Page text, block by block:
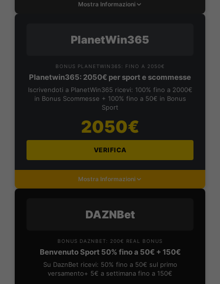
Mostra Informazioni
PlanetWin365
BONUS PLANETWIN365: FINO A 2050€
Planetwin365: 2050€ per sport e scommesse
Iscrivendoti a PlanetWin365 ricevi: 100% fino a 2000€
in Bonus Scommesse + 100% fino a 50€ in Bonus
Sport
2050€
VERIFICA
Mostra Informazioni
DAZNBet
BONUS DAZNBET: 200€ REAL BONUS
Benvenuto Sport 50% fino a 50€ + 150€
Su DaznBet ricevi: 50% fino a 50€ sul primo
versamento+ 5€ a settimana fino a 150€